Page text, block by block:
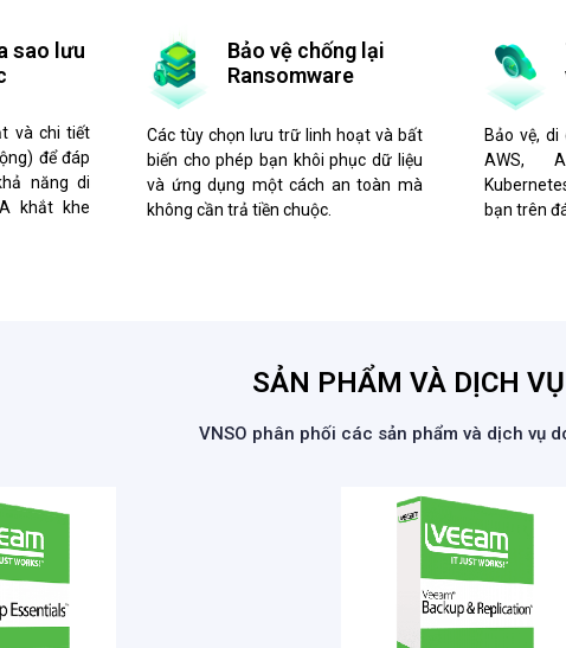
sao lưu
và chi tiết
để đáp
năng di
khắt khe
Bảo vệ chống lại
Ransomware
Các tùy chọn lưu trữ linh hoạt và bất
biến cho phép bạn khôi phục dữ liệu
và ứng dụng một cách an toàn mà
không cần trả tiền chuộc.
Bảo vệ, di
AWS,
bạn trên
SẢN PHẨM VÀ DỊCH
VNSO phân phối các sản phẩm và dịch vụ